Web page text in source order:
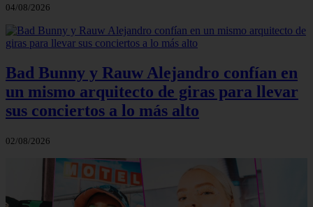
04/08/2026
Bad Bunny y Rauw Alejandro confían en
un mismo arquitecto de giras para llevar
sus conciertos a lo más alto
02/08/2026